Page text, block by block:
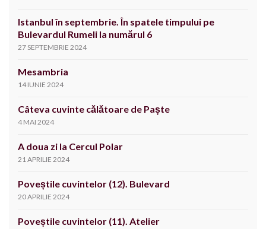
Istanbul în septembrie. În spatele timpului pe
Bulevardul Rumeli la numărul 6
27 SEPTEMBRIE 2024
Mesambria
14 IUNIE 2024
Câteva cuvinte călătoare de Paște
4 MAI 2024
A doua zi la Cercul Polar
21 APRILIE 2024
Poveștile cuvintelor (12). Bulevard
20 APRILIE 2024
Poveștile cuvintelor (11). Atelier